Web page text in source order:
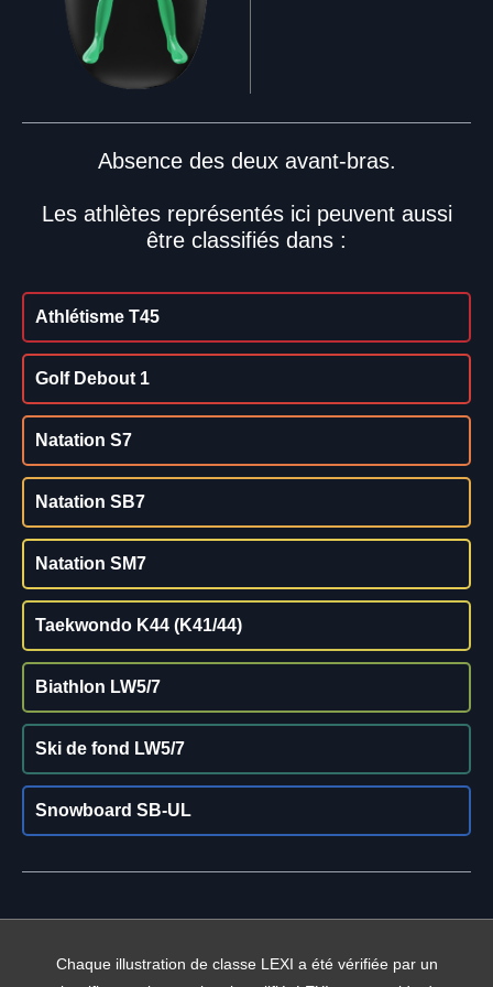
Absence des deux avant-bras.
Les athlètes représentés ici peuvent aussi
être classifiés dans :
Athlétisme T45
Golf Debout 1
Natation S7
Natation SB7
Natation SM7
Taekwondo K44 (K41/44)
Biathlon LW5/7
Ski de fond LW5/7
Snowboard SB-UL
Chaque illustration de classe LEXI a été vérifiée par un